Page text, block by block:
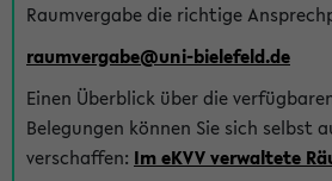
Raumvergabe die richtige
raumvergabe@uni-bielefeld.de
Einen Überblick über die
Belegungen können Sie sich selbst
verschaffen: Im eKVV verwaltete